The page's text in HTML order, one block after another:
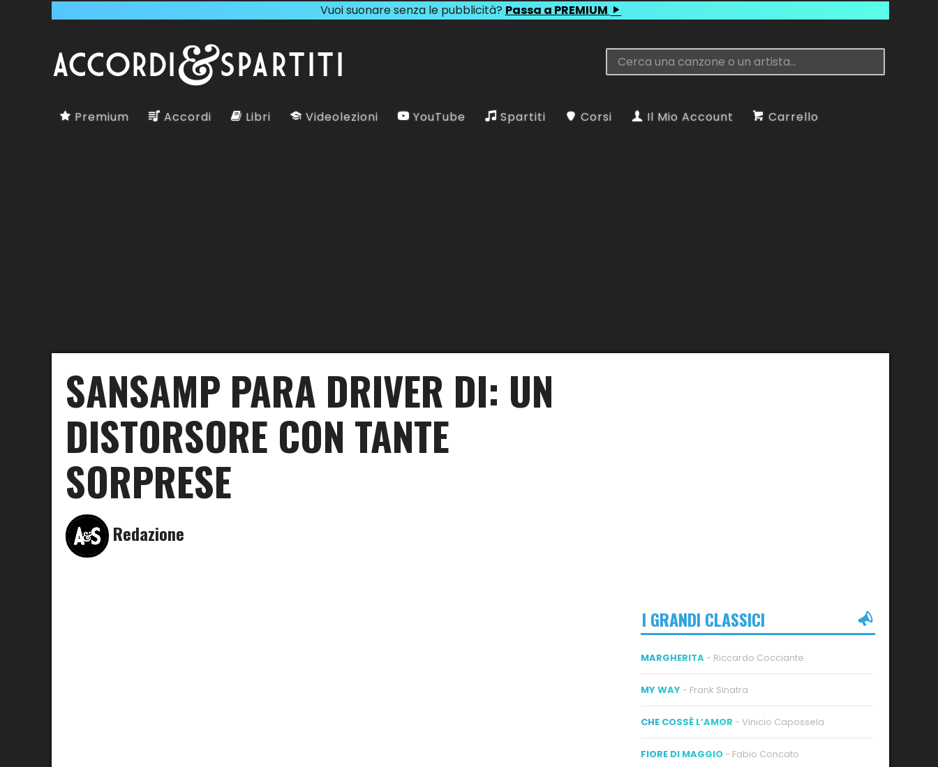
Vuoi suonare senza le pubblicità? Passa a PREMIUM
Premium Accordi Libri Videolezioni YouTube Spartiti Corsi Il Mio Account Carrello
SANSAMP PARA DRIVER DI: UN
DISTORSORE CON TANTE
SORPRESE
Redazione
I GRANDI CLASSICI
MARGHERITA - Riccardo Cocciante
MY WAY - Frank Sinatra
CHE COSSÈ L’AMOR - Vinicio Capossela
FIORE DI MAGGIO - Fabio Concato